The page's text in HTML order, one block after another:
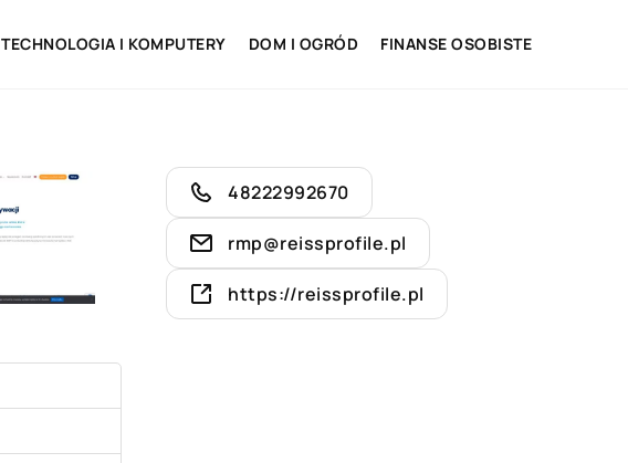
TECHNOLOGIA I KOMPUTERY DOM I OGRÓD FINANSE OSOBISTE
48222992670
rmp@reissprofile.pl
https://reissprofile.pl